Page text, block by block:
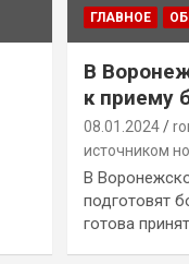
ГЛАВНОЕ
В
к приему
08.01.2024
источником
В
подготовят
готова